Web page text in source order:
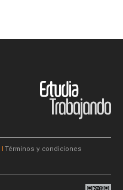
Términos y condiciones